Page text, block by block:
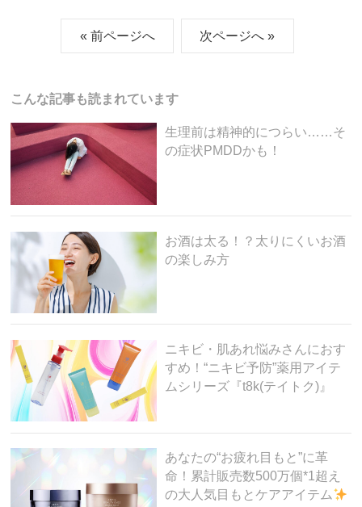
o
o
k
tt
er
e
e
n
ck
et
次ページへ »
« 前ページへ
こんな記事も読まれています
生理前は精神的につらい……そ
の症状PMDDかも！
お酒は太る！？太りにくいお酒
の楽しみ方
ニキビ・肌あれ悩みさんにおす
すめ！“ニキビ予防”薬用アイテ
ムシリーズ『t8k(テイトク)』
あなたの“お疲れ目もと”に革
命！累計販売数500万個*1超え
の大人気目もとケアアイテム